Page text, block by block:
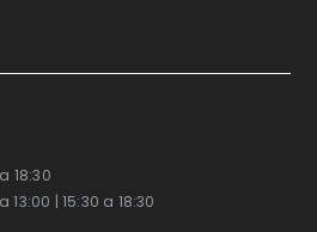
18:30
| 15:30 a 18:30